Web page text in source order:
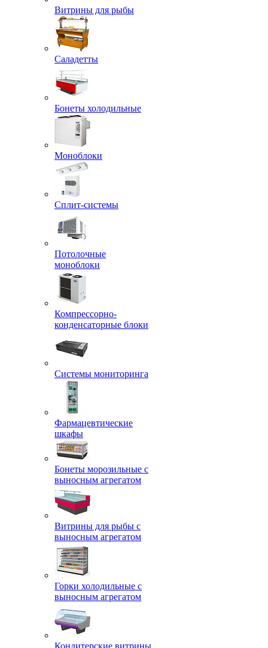
Витрины для рыбы
Саладетты
Бонеты холодильные
Моноблоки
Сплит-системы
Потолочные
моноблоки
Компрессорно-
конденсаторные блоки
Системы мониторинга
Фармацевтические
шкафы
Бонеты морозильные с
выносным агрегатом
Витрины для рыбы с
выносным агрегатом
Горки холодильные с
выносным агрегатом
Кондитерские витрины